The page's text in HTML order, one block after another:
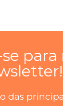
para
das